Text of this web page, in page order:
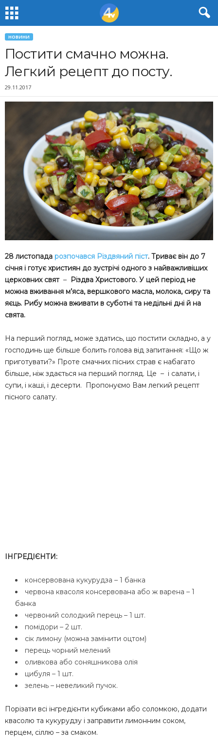
НОВИНИ
Постити смачно можна.
Легкий рецепт до посту.
29.11.2017
28 листопада розпочався Різдвяний піст. Триває він до 7
січня і готує християн до зустрічі одного з найважливіших
церковних свят – Різдва Христового. У цей період не
можна вживання м’яса, вершкового масла, молока, сиру та
яєць. Рибу можна вживати в суботні та недільні дні й на
свята.
На перший погляд, може здатись, що постити складно, а у
господинь ще більше болить голова від запитання: «Що ж
приготувати?» Проте смачних пісних страв є набагато
більше, ніж здається на перший погляд. Це – і салати, і
супи, і каші, і десерти. Пропонуємо Вам легкий рецепт
пісного салату.
ІНГРЕДІЄНТИ:
консервована кукурудза – 1 банка
червона квасоля консервована або ж варена – 1
банка
червоний солодкий перець – 1 шт.
помідори – 2 шт.
сік лимону (можна замінити оцтом)
перець чорний мелений
оливкова або соняшникова олія
цибуля – 1 шт.
зелень – невеликий пучок.
Порізати всі інгредієнти кубиками або соломкою, додати
квасолю та кукурудзу і заправити лимонним соком,
перцем, сіллю – за смаком.